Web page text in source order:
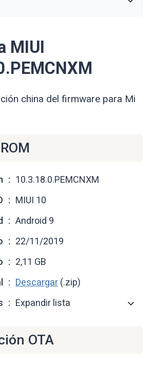
MIUI
china del firmware para Mi
10.3.18.0.PEMCNXM
MIUI 10
Android 9
22/11/2019
2,11 GB
Descargar (.zip)
Expandir lista
OTA